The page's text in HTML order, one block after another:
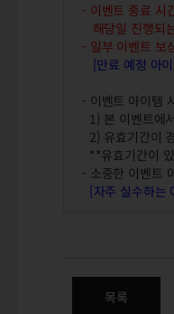
- 이벤트 종료 시
해당일 진행되
- 일부 이벤트 보
[만료 예정 아
- 이벤트 아이템
1) 본 이벤트에
2) 유효기간이
**유효기간이
- 소중한 이벤트
[자주 실수하는
목록